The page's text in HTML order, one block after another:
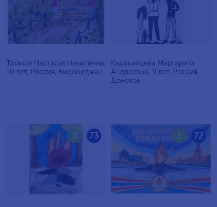
Тромса Настасья Никитична,
10 лет, Россия, Биробиджан
Каравайцева Маргарита
Андреевна, 9 лет, Россия,
Донское
73
0 72
1